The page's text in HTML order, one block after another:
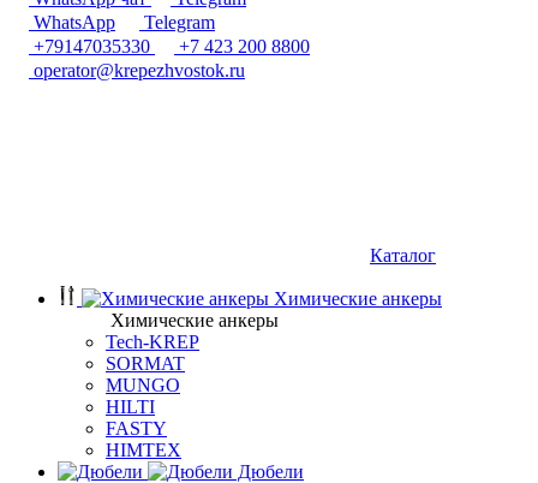
WhatsApp
Telegram
+79147035330
+7 423 200 8800
operator@krepezhvostok.ru
Каталог
Химические анкеры
Химические анкеры
Tech-KREP
SORMAT
MUNGO
HILTI
FASTY
HIMTEX
Дюбели